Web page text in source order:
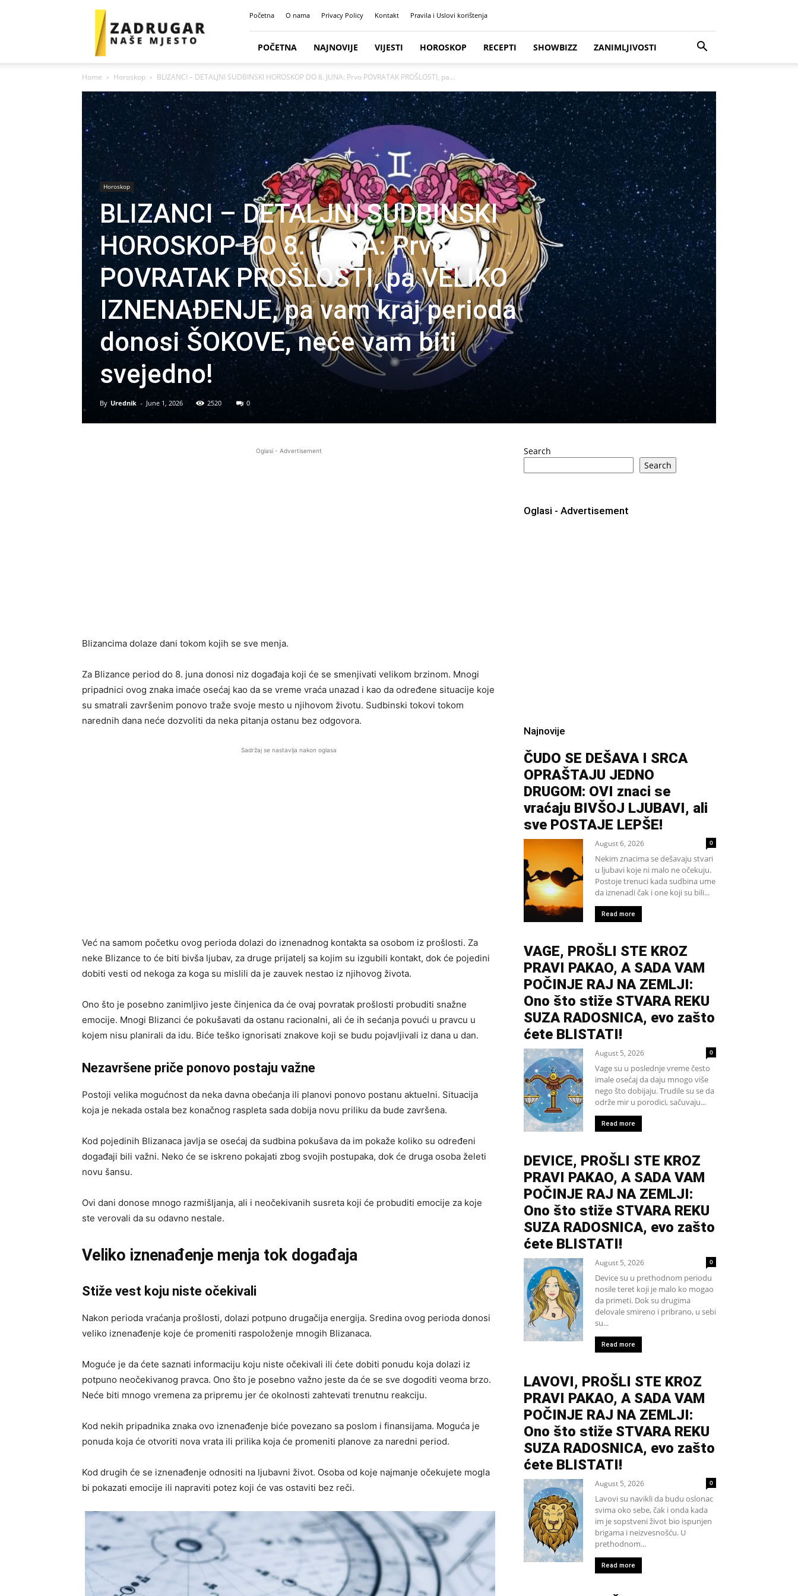
Zadrugar
Početna O nama Privacy Policy Kontakt Pravila i Uslovi korištenja
POČETNA NAJNOVIJE VIJESTI HOROSKOP RECEPTI SHOWBIZZ ZANIMLJIVOSTI
Home Horoskop BLIZANCI – DETALJNI SUDBINSKI HOROSKOP DO 8. JUNA: Prvo POVRATAK PROŠLOSTI, pa...
Horoskop
BLIZANCI – DETALJNI SUDBINSKI
HOROSKOP DO 8. JUNA: Prvo
POVRATAK PROŠLOSTI, pa VELIKO
IZNENAĐENJE, pa vam kraj perioda
donosi ŠOKOVE, neće vam biti
svejedno!
By Urednik - June 1, 2026 2520 0
Oglasi - Advertisement
Blizancima dolaze dani tokom kojih se sve menja.
Za Blizance period do 8. juna donosi niz događaja koji će se smenjivati velikom brzinom. Mnogi
pripadnici ovog znaka imaće osećaj kao da se vreme vraća unazad i kao da određene situacije koje
su smatrali završenim ponovo traže svoje mesto u njihovom životu. Sudbinski tokovi tokom
narednih dana neće dozvoliti da neka pitanja ostanu bez odgovora.
Sadržaj se nastavlja nakon oglasa
Već na samom početku ovog perioda dolazi do iznenadnog kontakta sa osobom iz prošlosti. Za
neke Blizance to će biti bivša ljubav, za druge prijatelj sa kojim su izgubili kontakt, dok će pojedini
dobiti vesti od nekoga za koga su mislili da je zauvek nestao iz njihovog života.
Ono što je posebno zanimljivo jeste činjenica da će ovaj povratak prošlosti probuditi snažne
emocije. Mnogi Blizanci će pokušavati da ostanu racionalni, ali će ih sećanja povući u pravcu u
kojem nisu planirali da idu. Biće teško ignorisati znakove koji se budu pojavljivali iz dana u dan.
Nezavršene priče ponovo postaju važne
Postoji velika mogućnost da neka davna obećanja ili planovi ponovo postanu aktuelni. Situacija
koja je nekada ostala bez konačnog raspleta sada dobija novu priliku da bude završena.
Kod pojedinih Blizanaca javlja se osećaj da sudbina pokušava da im pokaže koliko su određeni
događaji bili važni. Neko će se iskreno pokajati zbog svojih postupaka, dok će druga osoba želeti
novu šansu.
Ovi dani donose mnogo razmišljanja, ali i neočekivanih susreta koji će probuditi emocije za koje
ste verovali da su odavno nestale.
Veliko iznenađenje menja tok događaja
Stiže vest koju niste očekivali
Nakon perioda vraćanja prošlosti, dolazi potpuno drugačija energija. Sredina ovog perioda donosi
veliko iznenađenje koje će promeniti raspoloženje mnogih Blizanaca.
Moguće je da ćete saznati informaciju koju niste očekivali ili ćete dobiti ponudu koja dolazi iz
potpuno neočekivanog pravca. Ono što je posebno važno jeste da će se sve dogoditi veoma brzo.
Neće biti mnogo vremena za pripremu jer će okolnosti zahtevati trenutnu reakciju.
Kod nekih pripadnika znaka ovo iznenađenje biće povezano sa poslom i finansijama. Moguća je
ponuda koja će otvoriti nova vrata ili prilika koja će promeniti planove za naredni period.
Kod drugih će se iznenađenje odnositi na ljubavni život. Osoba od koje najmanje očekujete mogla
bi pokazati emocije ili napraviti potez koji će vas ostaviti bez reči.
Search
Search
Oglasi - Advertisement
Najnovije
ČUDO SE DEŠAVA I SRCA
OPRAŠTAJU JEDNO
DRUGOM: OVI znaci se
vraćaju BIVŠOJ LJUBAVI, ali
sve POSTAJE LEPŠE!
August 6, 2026 0
Nekim znacima se dešavaju stvari
u ljubavi koje ni malo ne očekuju.
Postoje trenuci kada sudbina ume
da iznenadi čak i one koji su bili...
Read more
VAGE, PROŠLI STE KROZ
PRAVI PAKAO, A SADA VAM
POČINJE RAJ NA ZEMLJI:
Ono što stiže STVARA REKU
SUZA RADOSNICA, evo zašto
ćete BLISTATI!
August 5, 2026 0
Vage su u poslednje vreme često
imale osećaj da daju mnogo više
nego što dobijaju. Trudile su se da
održe mir u porodici, sačuvaju...
Read more
DEVICE, PROŠLI STE KROZ
PRAVI PAKAO, A SADA VAM
POČINJE RAJ NA ZEMLJI:
Ono što stiže STVARA REKU
SUZA RADOSNICA, evo zašto
ćete BLISTATI!
August 5, 2026 0
Device su u prethodnom periodu
nosile teret koji je malo ko mogao
da primeti. Dok su drugima
delovale smireno i pribrano, u sebi
su...
Read more
LAVOVI, PROŠLI STE KROZ
PRAVI PAKAO, A SADA VAM
POČINJE RAJ NA ZEMLJI:
Ono što stiže STVARA REKU
SUZA RADOSNICA, evo zašto
ćete BLISTATI!
August 5, 2026 0
Lavovi su navikli da budu oslonac
svima oko sebe, čak i onda kada
im je sopstveni život bio ispunjen
brigama i neizvesnošću. U
prethodnom...
Read more